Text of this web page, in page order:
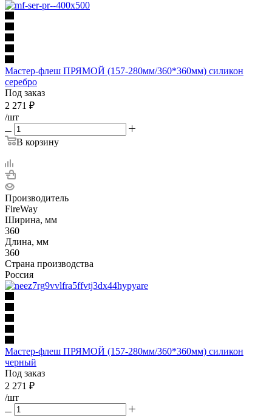
Мастер-флеш ПРЯМОЙ (157-280мм/360*360мм) силикон
серебро
Под заказ
2 271 ₽
/шт
В корзину
Производитель
FireWay
Ширина, мм
360
Длина, мм
360
Страна производства
Россия
Мастер-флеш ПРЯМОЙ (157-280мм/360*360мм) силикон
черный
Под заказ
2 271 ₽
/шт